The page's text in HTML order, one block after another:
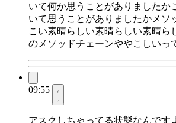
いて何か思うことがありましたか
いて思うことがありましたかメソ
こい素晴らしい素晴らしい素晴ら
のメソッドチェーンややこしいっ
09:55
アスクしちゃってる状態なんです